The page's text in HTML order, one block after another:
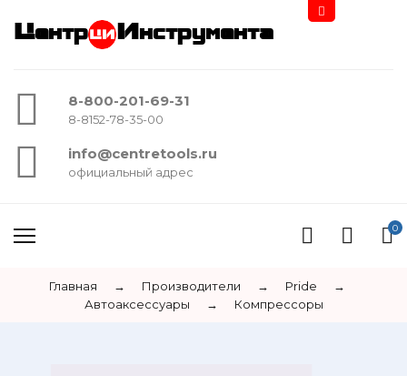
Центр Инструмента
8-800-201-69-31
8-8152-78-35-00
info@centretools.ru
официальный адрес
0
Главная → Производители → Pride
→
Автоаксессуары
→ Компрессоры